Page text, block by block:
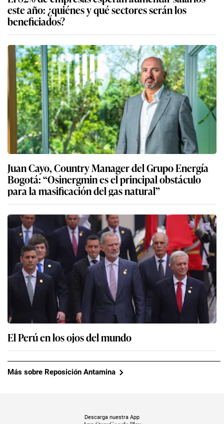
este año: ¿quiénes y qué sectores serán los
beneficiados?
Juan Cayo, Country Manager del Grupo Energía
Bogotá: “Osinergmin es el principal obstáculo
para la masificación del gas natural”
El Perú en los ojos del mundo
Más sobre Reposición Antamina
Descarga nuestra App